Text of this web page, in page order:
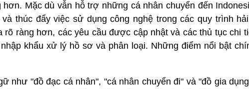
Mặc dù vẫn hỗ trợ những cá nhân chuyển đến
thúc đẩy việc sử dụng công nghệ trong các quy trình
rõ ràng hơn, các yêu cầu được cập nhật và các thủ tục chi
khẩu xử lý hồ sơ và phân loại. Những điểm nổi bật
như "đồ đạc cá nhân", "cá nhân chuyển đi" và "đồ gia